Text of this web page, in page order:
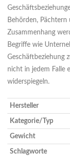
Behörden,
Zusammenhang
Begriffe wie
Geschäftbeziehung
nicht in jedem Falle
widerspiegeln.
Hersteller
Kategorie/Typ
Gewicht
Schlagworte